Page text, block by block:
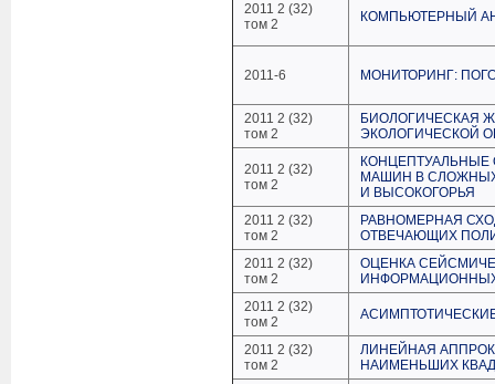
2011 2 (32)
том 2
КОМПЬЮТЕРНЫЙ
2011-6 МОНИТОРИНГ:
2011 2 (32)
том 2
БИОЛОГИЧЕСКАЯ
ЭКОЛОГИЧЕСКОЙ
2011 2 (32)
том 2
МАШИН В
И ВЫСОКОГОРЬЯ
2011 2 (32)
том 2
РАВНОМЕРНАЯ
ОТВЕЧАЮЩИХ
2011 2 (32)
том 2
ОЦЕНКА
2011 2 (32)
том 2
2011 2 (32)
том 2
ЛИНЕЙНАЯ
НАИМЕНЬШИХ